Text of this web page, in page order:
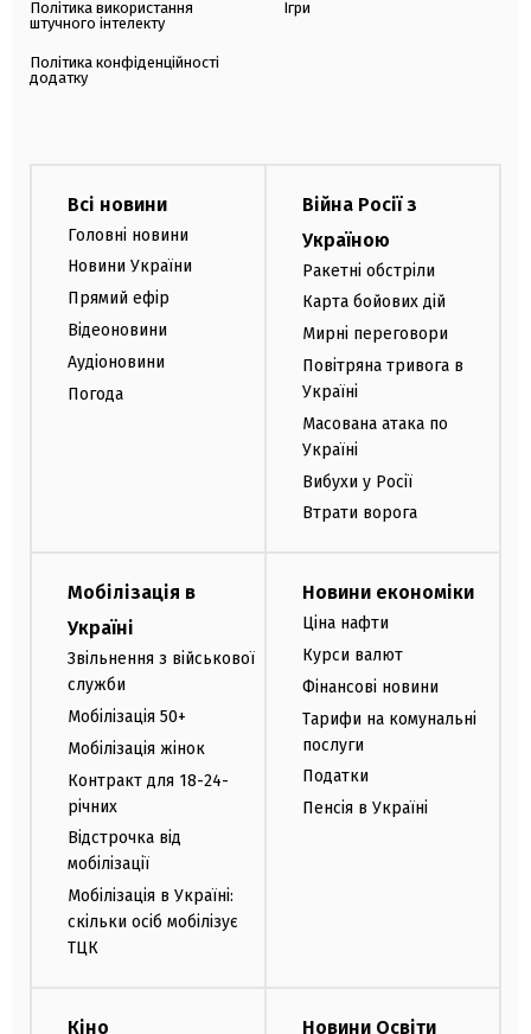
Політика використання
штучного інтелекту
Політика конфіденційності
додатку
Ігри
Всі новини
Головні новини
Новини України
Прямий ефір
Відеоновини
Аудіоновини
Погода
Війна Росії з
Україною
Ракетні обстріли
Карта бойових дій
Мирні переговори
Повітряна тривога в
Україні
Масована атака по
Україні
Вибухи у Росії
Втрати ворога
Мобілізація в
Україні
Звільнення з військової
служби
Мобілізація 50+
Мобілізація жінок
Контракт для 18-24-
річних
Відстрочка від
мобілізації
Мобілізація в Україні:
скільки осіб мобілізує
ТЦК
Новини економіки
Ціна нафти
Курси валют
Фінансові новини
Тарифи на комунальні
послуги
Податки
Пенсія в Україні
Кіно Новини Освіти